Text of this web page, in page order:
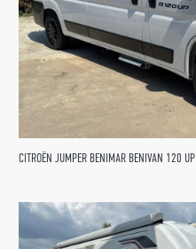
CITROËN JUMPER BENIMAR BENIVAN 120 UP